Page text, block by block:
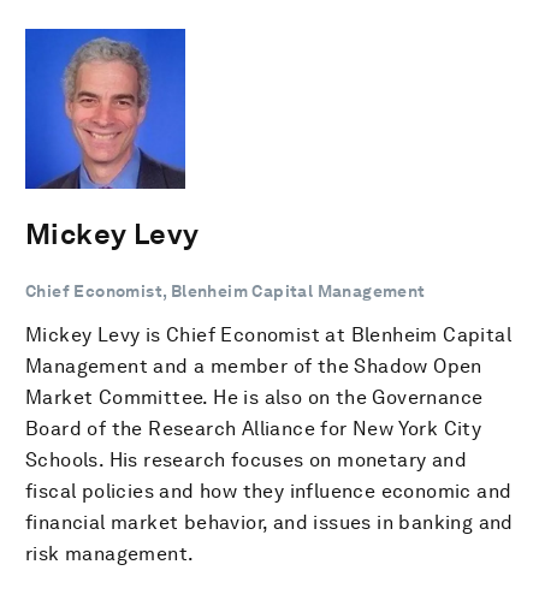
Mickey Levy
Chief Economist, Blenheim Capital Management
Mickey Levy is Chief Economist at Blenheim Capital
Management and a member of the Shadow Open
Market Committee. He is also on the Governance
Board of the Research Alliance for New York City
Schools. His research focuses on monetary and
fiscal policies and how they influence economic and
financial market behavior, and issues in banking and
risk management.